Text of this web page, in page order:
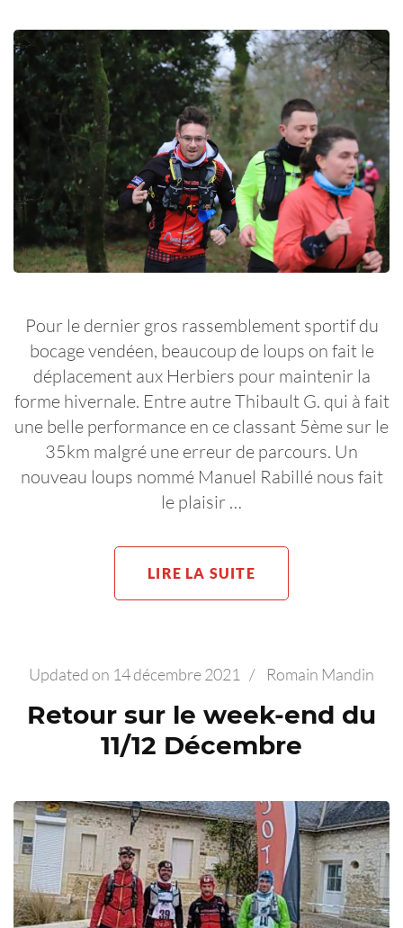
Pour le dernier gros rassemblement sportif du
bocage vendéen, beaucoup de loups on fait le
déplacement aux Herbiers pour maintenir la
forme hivernale. Entre autre Thibault G. qui à fait
une belle performance en ce classant 5ème sur le
35km malgré une erreur de parcours. Un
nouveau loups nommé Manuel Rabillé nous fait
le plaisir …
LIRE LA SUITE
Updated on 14 décembre 2021 / Romain Mandin
Retour sur le week-end du
11/12 Décembre